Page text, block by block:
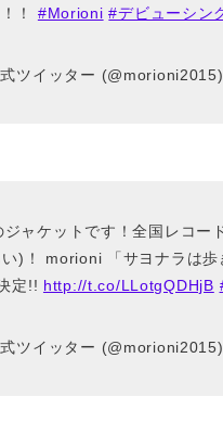
！ #Morioni #デビューシン
ツイッター
ャケットです！全国レコー
)！ morioni 「サヨナラは
定!! http://t.co/LLotgQDHjB
ツイッター (@morioni2015)